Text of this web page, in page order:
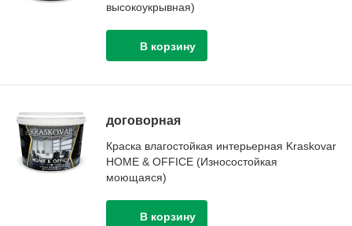
высокоукрывная)
договорная
Краска влагостойкая интерьерная Kraskovar
HOME & OFFICE (Износостойкая
моющаяся)